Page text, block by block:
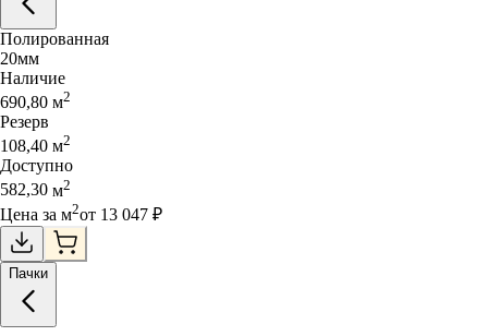
Полированная
20мм
Наличие
690,80 м2
Резерв
108,40 м2
Доступно
582,30 м2
Цена за м2от 13 047 ₽
Пачки